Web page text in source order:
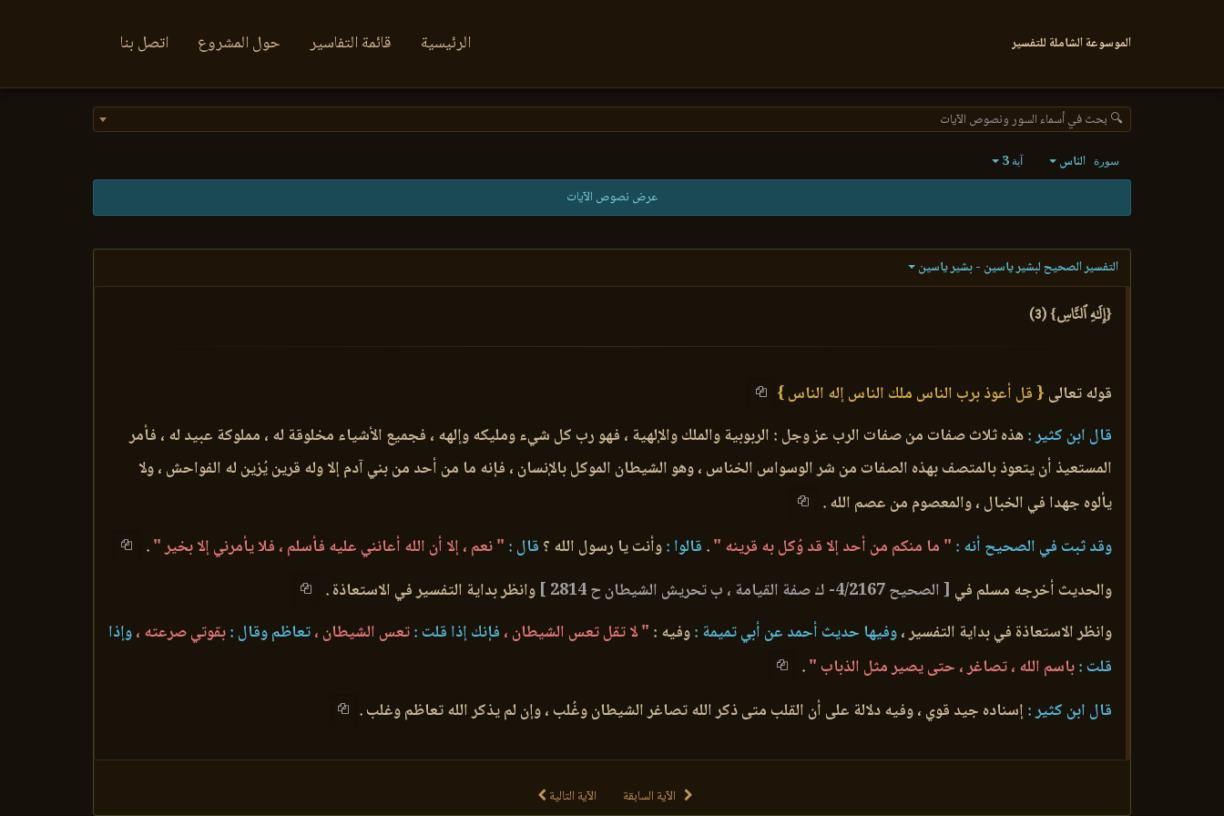
الموسوعة الشاملة للتفسير الرئيسية قائمة التفاسير حول المشروع اتصل بنا
🔍 بحث في أسماء السور ونصوص الآيات
سورة الناس آية 3
عرض نصوص الآيات
التفسير الصحيح لبشير ياسين - بشير ياسين
{إِلَٰهِ ٱلنَّاسِ} (3)
قوله تعالى { قل أعوذ برب الناس ملك الناس إله الناس }
قال ابن كثير :هذه ثلاث صفات من صفات الرب عز وجل : الربوبية والملك والإلهية ، فهو رب كل شيء ومليكه وإلهه ، فجميع الأشياء مخلوقة له ، مملوكة عبيد له ، فأمر
المستعيذ أن يتعوذ بالمتصف بهذه الصفات من شر الوسواس الخناس ، وهو الشيطان الموكل بالإنسان ، فإنه ما من أحد من بني آدم إلا وله قرين يُزين له الفواحش ، ولا
يألوه جهدا في الخبال ، والمعصوم من عصم الله .
وقد ثبت في الصحيح أنه : " ما منكم من أحد إلا قد وُكل به قرينه ". قالوا :وأنت يا رسول الله ؟ قال : " نعم ، إلا أن الله أعانني عليه فأسلم ، فلا يأمرني إلا بخير ".
والحديث أخرجه مسلم في [ الصحيح 4/2167- ك صفة القيامة ، ب تحريش الشيطان ح 2814 ]
وانظر بداية التفسير في الاستعاذة .
وانظر الاستعاذة في بداية التفسير ،وفيها حديث أحمد عن أبي تميمة :وفيه : " لا تقل تعس الشيطان ، فإنك إذا قلت :تعس الشيطان ،تعاظم وقال :بقوتي صرعته ،وإذا
قلت :باسم الله ، تصاغر ، حتى يصير مثل الذباب ".
قال ابن كثير :إسناده جيد قوي ، وفيه دلالة على أن القلب متى ذكر الله تصاغر الشيطان وغُلب ، وإن لم يذكر الله تعاظم وغلب .
الآية السابقة الآية التالية